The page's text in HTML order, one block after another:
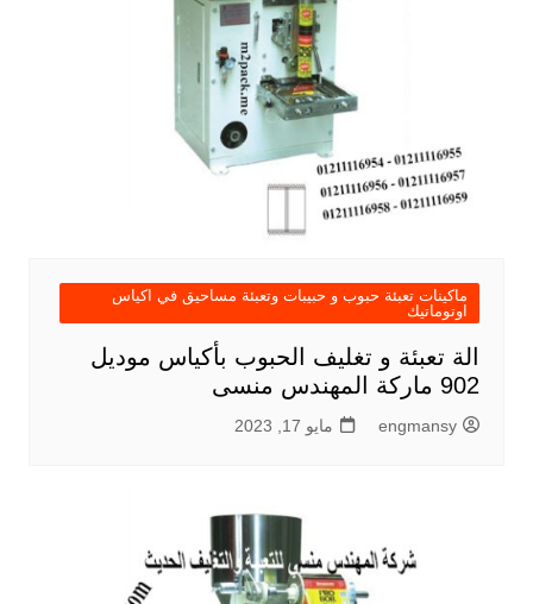
ماكينات تعبئة حبوب و حبيبات وتعبئة مساحيق في اكياس
اوتوماتيك
الة تعبئة و تغليف الحبوب بأكياس موديل
902 ماركة المهندس منسى
engmansy مايو 17, 2023